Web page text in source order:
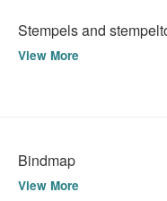
Stempels and
View More
Bindmap
View More